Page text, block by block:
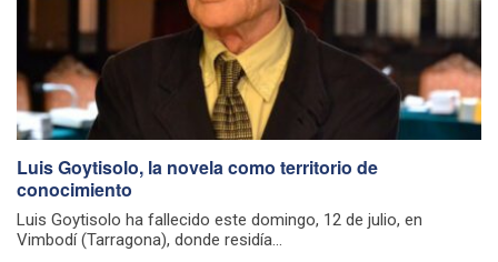
Luis Goytisolo, la novela como territorio de
conocimiento
Luis Goytisolo ha fallecido este domingo, 12 de julio, en
Vimbodí (Tarragona), donde residía...